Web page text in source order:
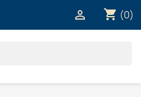
shopping_cart (0)
